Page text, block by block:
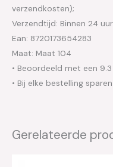
verzendkosten);
Verzendtijd: Binnen 24
Ean: 8720173654283
Maat: Maat 104
• Beoordeeld met een
• Bij elke bestelling
Gerelateerde